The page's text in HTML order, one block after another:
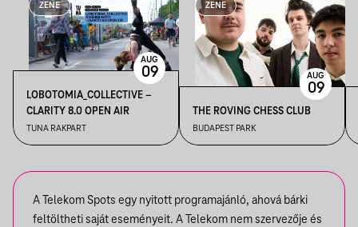
ZENE
LOBOTOMIA_COLLECTIVE –
CLARITY 8.0 OPEN AIR
TUNA RAKPART
AUG
09
ZENE
THE ROVING CHESS CLUB
BUDAPEST PARK
AUG
09
A Telekom Spots egy nyitott programajánló, ahová bárki
feltöltheti saját eseményeit. A Telekom nem szervezője és